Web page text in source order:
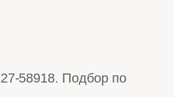
58918. Подбор по